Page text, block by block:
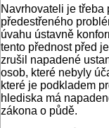
Navrhovateli je třeba
předestřeného
úvahu ústavně
tento přednost před
zrušil napadené
osob, které nebyly
které je podkladem
hlediska má
zákona o půdě.